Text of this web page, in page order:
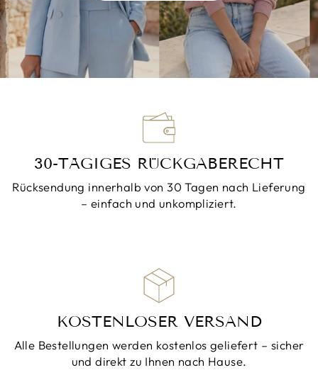
30-TÄGIGES RÜCKGABERECHT
Rücksendung innerhalb von 30 Tagen nach Lieferung
– einfach und unkompliziert.
KOSTENLOSER VERSAND
Alle Bestellungen werden kostenlos geliefert – sicher
und direkt zu Ihnen nach Hause.